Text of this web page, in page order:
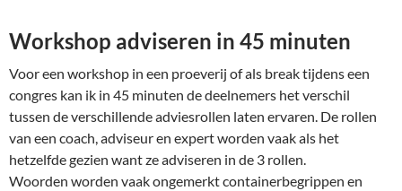
Workshop adviseren in 45 minuten
Voor een workshop in een proeverij of als break tijdens een
congres kan ik in 45 minuten de deelnemers het verschil
tussen de verschillende adviesrollen laten ervaren. De rollen
van een coach, adviseur en expert worden vaak als het
hetzelfde gezien want ze adviseren in de 3 rollen.
Woorden worden vaak ongemerkt containerbegrippen en